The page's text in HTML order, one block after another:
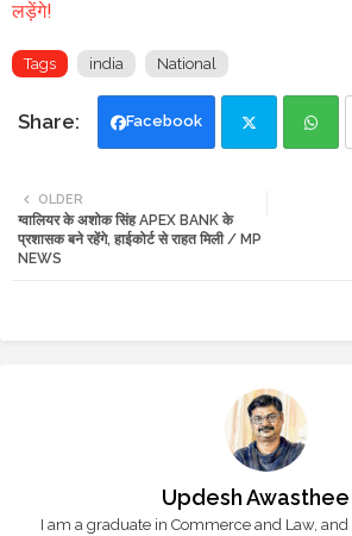
लड़ेंगे!
Tags india National
Facebook
OLDER
ग्वालियर के अशोक सिंह APEX BANK के
प्रशासक बने रहेंगे, हाईकोर्ट से राहत मिली / MP
NEWS
Updesh Awasthee
I am a graduate in Commerce and Law,